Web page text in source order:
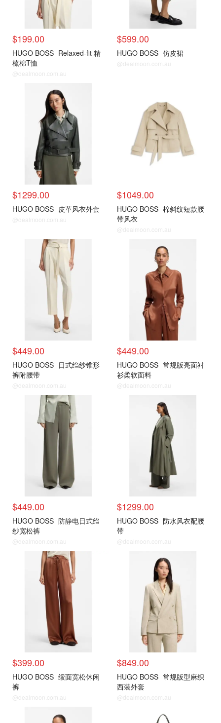
$199.00
HUGO BOSS Relaxed-fit 精
梳棉T恤
@dealmoon.com.au
$599.00
HUGO BOSS 仿皮裙
@dealmoon.com.au
$1299.00
HUGO BOSS 皮革风衣外套
@dealmoon.com.au
$1049.00
HUGO BOSS 棉斜纹短款腰
带风衣
@dealmoon.com.au
$449.00
HUGO BOSS 日式绉纱锥形
裤附腰带
@dealmoon.com.au
$449.00
HUGO BOSS 常规版亮面衬
衫柔软面料
@dealmoon.com.au
$449.00
HUGO BOSS 防静电日式绉
纱宽松裤
@dealmoon.com.au
$1299.00
HUGO BOSS 防水风衣配腰
带
@dealmoon.com.au
$399.00
HUGO BOSS 缎面宽松休闲
裤
@dealmoon.com.au
$849.00
HUGO BOSS 常规版型麻织
西装外套
@dealmoon.com.au